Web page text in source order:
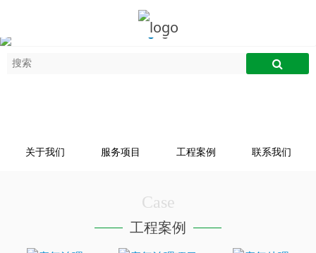
关于我们 服务项目 工程案例 联系我们
Case
工程案例